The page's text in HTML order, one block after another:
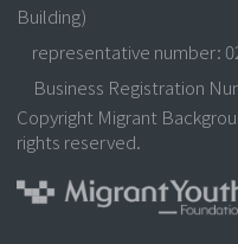
Building)
representative number:
Business Registration
Copyright Migrant
rights reserved.